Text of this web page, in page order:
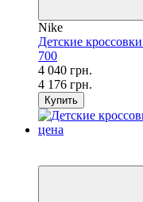
Nike
Детские
700
4 040 грн.
4 176 грн.
Купить